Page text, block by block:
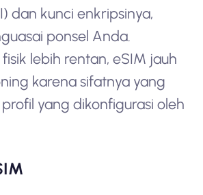
dan kunci enkripsinya,
ponsel Anda.
lebih rentan, eSIM jauh
karena sifatnya yang
yang dikonfigurasi oleh